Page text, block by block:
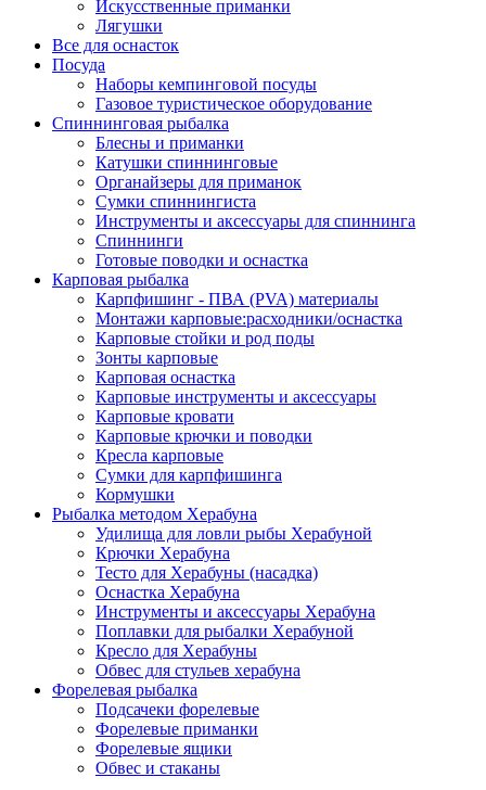
Искусственные приманки
Лягушки
Все для оснасток
Посуда
Наборы кемпинговой посуды
Газовое туристическое оборудование
Спиннинговая рыбалка
Блесны и приманки
Катушки спиннинговые
Органайзеры для приманок
Сумки спиннингиста
Инструменты и аксессуары для спиннинга
Спиннинги
Готовые поводки и оснастка
Карповая рыбалка
Карпфишинг - ПВА (PVA) материалы
Монтажи карповые:расходники/оснастка
Карповые стойки и род поды
Зонты карповые
Карповая оснастка
Карповые инструменты и аксессуары
Карповые кровати
Карповые крючки и поводки
Кресла карповые
Сумки для карпфишинга
Кормушки
Рыбалка методом Херабуна
Удилища для ловли рыбы Херабуной
Крючки Херабуна
Тесто для Херабуны (насадка)
Оснастка Херабуна
Инструменты и аксессуары Херабуна
Поплавки для рыбалки Херабуной
Кресло для Херабуны
Обвес для стульев херабуна
Форелевая рыбалка
Подсачеки форелевые
Форелевые приманки
Форелевые ящики
Обвес и стаканы